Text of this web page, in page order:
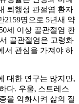
퇴행성 관절염 환자
2159명으로 5년새 약
세 이상 골관절염 환
골관절염은 고령화
서 관심을 가져야 하
대한 연구는 많지만,
다. 우울, 스트레스
을 악화시켜 삶의 질